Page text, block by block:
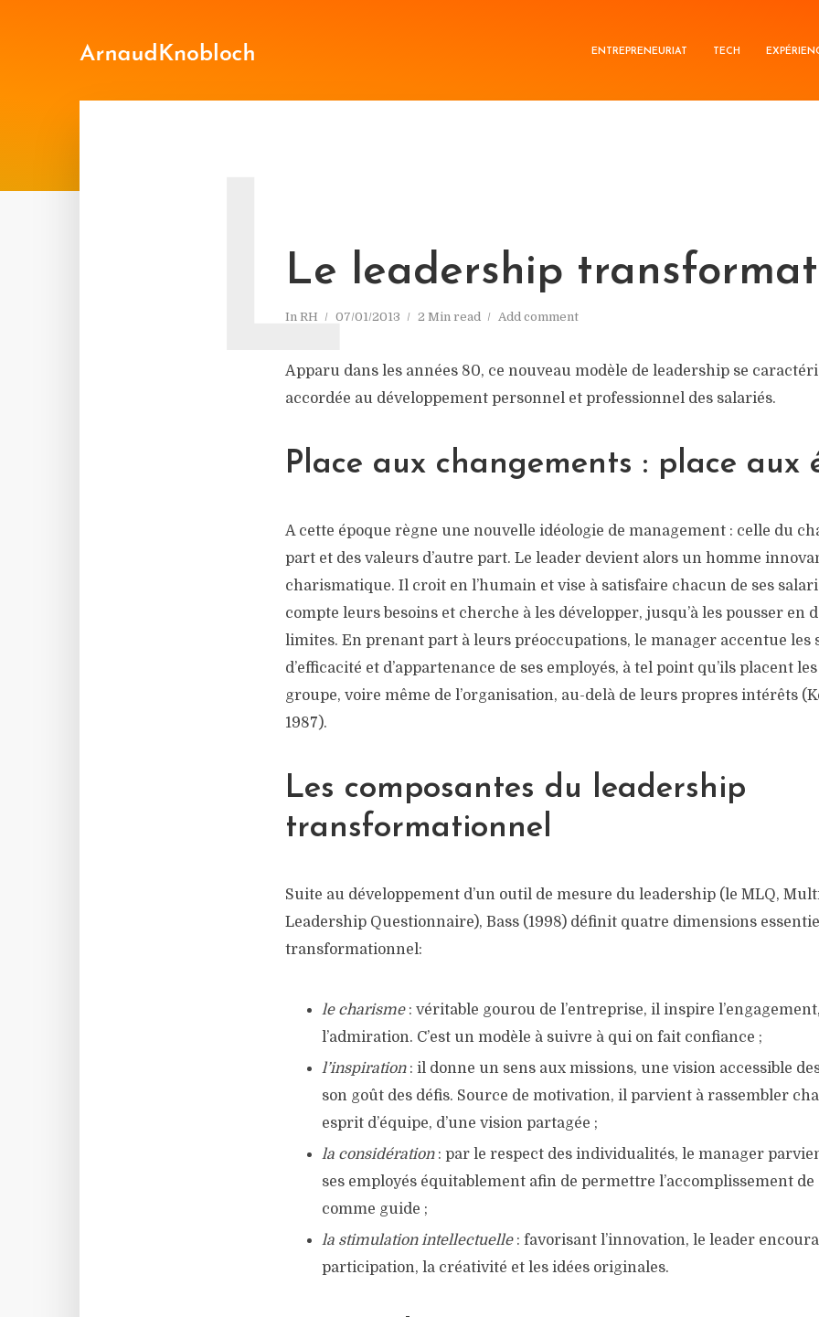
ENTREPRENEURIAT TECH
Le leadership
In RH 07/01/2013 2 Min read Add comment
L
Apparu dans les années 80, ce nouveau modèle de leadership se
accordée au développement personnel et professionnel des salariés.
Place aux changements : place aux
A cette époque règne une nouvelle idéologie de management : celle du
part et des valeurs d’autre part. Le leader devient alors un homme
charismatique. Il croit en l’humain et vise à satisfaire chacun de ses
compte leurs besoins et cherche à les développer, jusqu’à les pousser en
limites. En prenant part à leurs préoccupations, le manager accentue les
d’efficacité et d’appartenance de ses employés, à tel point qu’ils placent
groupe, voire même de l’organisation, au-delà de leurs propres intérêts
1987).
Les composantes du leadership
transformationnel
Suite au développement d’un outil de mesure du leadership (le MLQ,
Leadership Questionnaire), Bass (1998) définit quatre dimensions
transformationnel:
le charisme: véritable gourou de l’entreprise, il inspire
l’admiration. C’est un modèle à suivre à qui on fait confiance ;
l’inspiration: il donne un sens aux missions, une vision accessible
son goût des défis. Source de motivation, il parvient à rassembler
esprit d’équipe, d’une vision partagée ;
la considération: par le respect des individualités, le manager
ses employés équitablement afin de permettre l’accomplissement
comme guide ;
la stimulation intellectuelle: favorisant l’innovation, le leader
participation, la créativité et les idées originales.